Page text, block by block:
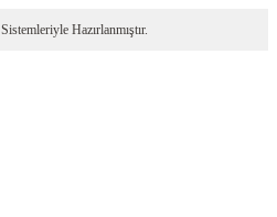
Sistemleriyle Hazırlanmıştır.